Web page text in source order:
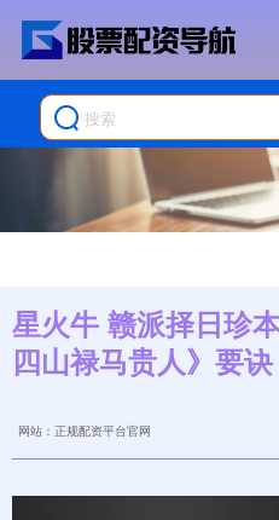
星火牛 赣派择日珍
四山禄马贵人》要诀
网站：正规配资平台官网